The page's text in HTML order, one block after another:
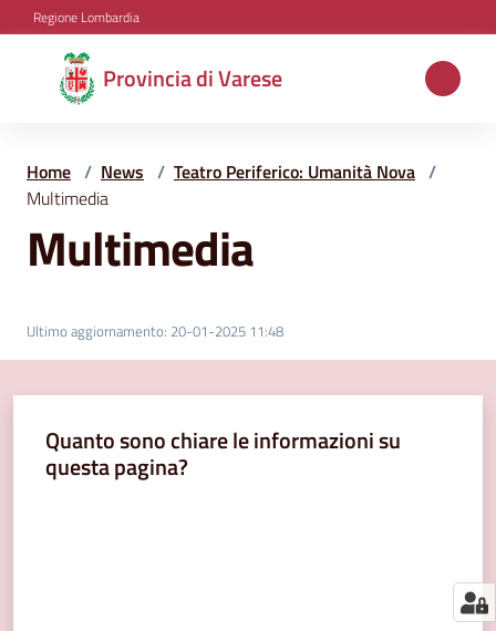
Vai al contenuto
Vai alla navigazione
Vai al footer
Regione Lombardia
Provincia di Varese
Provincia
di
Aree
tematiche
Amministrazione
Servizi
Home / News / Teatro Periferico: Umanità Nova /
Multimedia
Multimedia
Ultimo aggiornamento: 20-01-2025 11:48
Quanto sono chiare le informazioni su
questa pagina?